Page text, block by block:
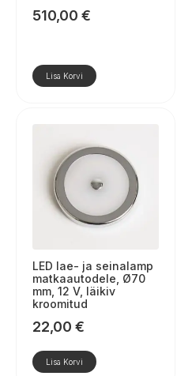
510,00 €
Lisa Korvi
LED lae- ja seinalamp
matkaautodele, Ø70
mm, 12 V, läikiv
kroomitud
22,00 €
Lisa Korvi